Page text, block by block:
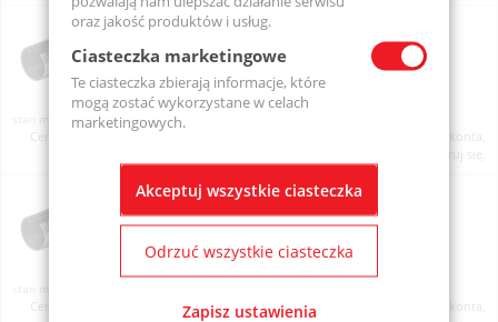
Łożysko liniowe otwarte LM12 OP
Na zamówienie
Ceny produktów widoczne dopiero po zalogowaniu. Jeżeli nie posiadasz konta,
Łożysko liniowe otwarte LM16 OP,
LM16-OP-MTM
Ceny produktów widoczne dopiero po zalogowaniu. Jeżeli nie posiadasz konta,
oraz jakość produktów i usług.
Ciasteczka marketingowe
Te ciasteczka zbierają informacje, które
mogą zostać wykorzystane w celach
marketingowych.
Akceptuj wszystkie ciasteczka
Odrzuć wszystkie ciasteczka
Zapisz ustawienia